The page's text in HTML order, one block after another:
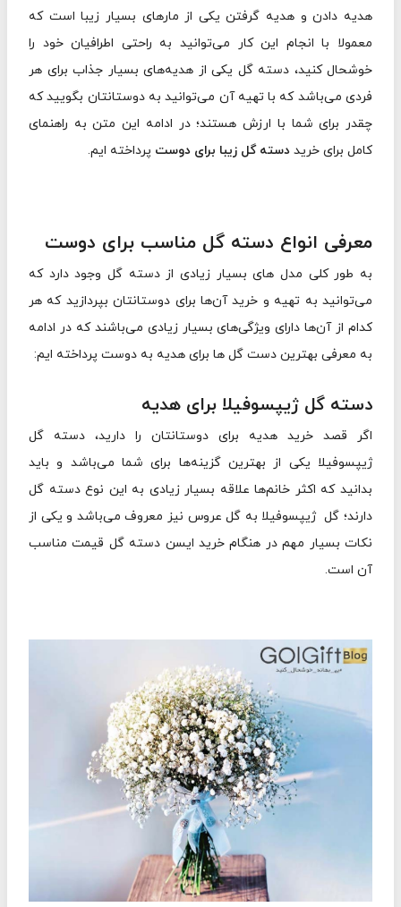
هدیه دادن و هدیه گرفتن یکی از مارهای بسیار زیبا است که
معمولا با انجام این کار می‌توانید به راحتی اطرافیان خود را
خوشحال کنید، دسته گل یکی از هدیه‌های بسیار جذاب برای هر
فردی می‌باشد که با تهیه آن می‌توانید به دوستانتان بگویید که
چقدر برای شما با ارزش هستند؛ در ادامه این متن به راهنمای
کامل برای خرید دسته گل زیبا برای دوست پرداخته ایم.
معرفی انواع دسته گل مناسب برای دوست
به طور کلی مدل های بسیار زیادی از دسته گل وجود دارد که
می‌توانید به تهیه و خرید آن‌ها برای دوستانتان بپردازید که هر
کدام از آن‌ها دارای ویژگی‌های بسیار زیادی می‌باشند که در ادامه
به معرفی بهترین دست گل ها برای هدیه به دوست پرداخته ایم:
دسته گل ژيپسوفيلا برای هدیه
اگر قصد خرید هدیه برای دوستانتان را دارید، دسته گل
ژيپسوفيلا یکی از بهترین گزینه‌ها برای شما می‌باشد و باید
بدانید که اکثر خانم‌ها علاقه بسیار زیادی به این نوع دسته گل
دارند؛ گل ژيپسوفيلا به گل عروس نیز معروف می‌باشد و یکی از
نکات بسیار مهم در هنگام خرید ایسن دسته گل قیمت مناسب
آن است.